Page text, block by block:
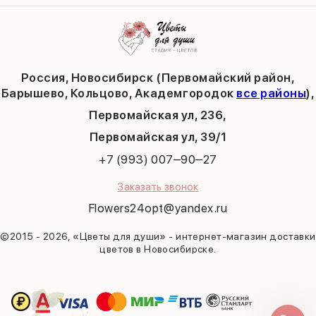
Россия, Новосибирск (Первомайский район,
Барышево, Кольцово, Академгородок все районы),
Первомайская ул, 236,
​Первомайская ул, 39/1
+7 (993) 007‒90‒27
Заказать звонок
Flowers24opt@yandex.ru
©2015 - 2026, «Цветы для души» - интернет-магазин доставки
цветов в Новосибирске.
Публичная оферта
Пасха
9 мая